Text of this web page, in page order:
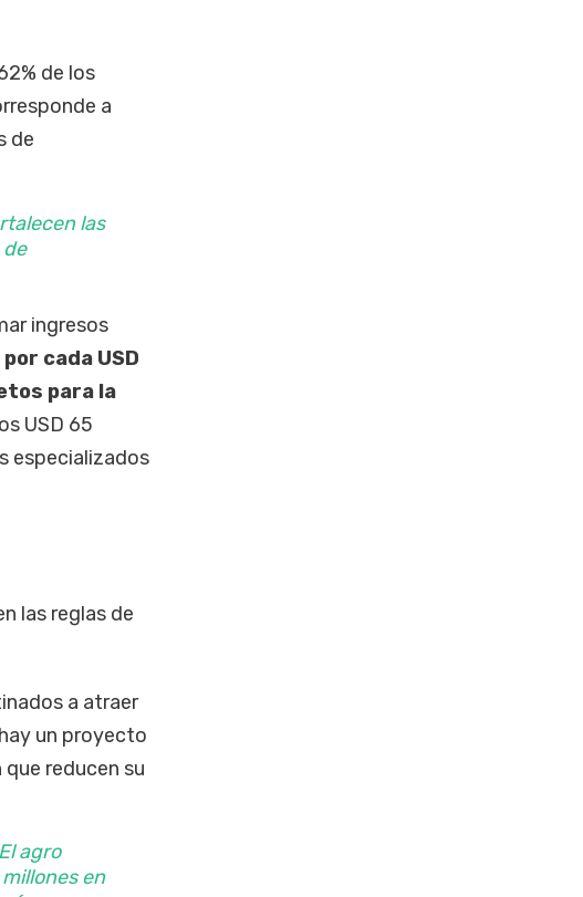
de los
a
de
las
ingresos
cada USD
para la
USD 65
especializados
las reglas de
a atraer
un proyecto
reducen su
agro
en